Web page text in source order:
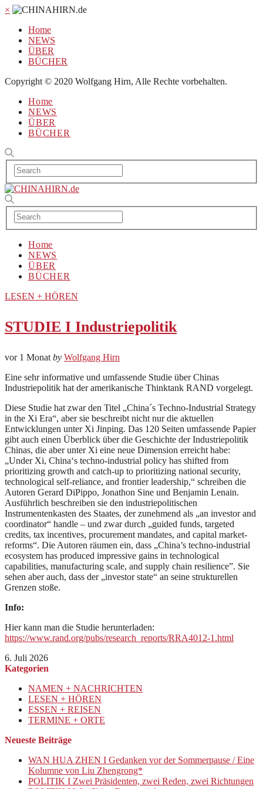
×
Home
NEWS
ÜBER
BÜCHER
Copyright © 2020 Wolfgang Hirn, Alle Rechte vorbehalten.
Home
NEWS
ÜBER
BÜCHER
Home
NEWS
ÜBER
BÜCHER
LESEN + HÖREN
STUDIE I Industriepolitik
vor 1 Monat by Wolfgang Hirn
Eine sehr informative und umfassende Studie über Chinas
Industriepolitik hat der amerikanische Thinktank RAND vorgelegt.
Diese Studie hat zwar den Titel „China´s Techno-Industrial Strategy
in the Xi Era“, aber sie beschreibt nicht nur die aktuellen
Entwicklungen unter Xi Jinping. Das 120 Seiten umfassende Papier
gibt auch einen Überblick über die Geschichte der Industriepolitik
Chinas, die aber unter Xi eine neue Dimension erreicht habe:
„Under Xi, China‘s techno-industrial policy has shifted from
prioritizing growth and catch-up to prioritizing national security,
technological self-reliance, and frontier leadership,“ schreiben die
Autoren Gerard DiPippo, Jonathon Sine und Benjamin Lenain.
Ausführlich beschreiben sie den industriepolitischen
Instrumentenkasten des Staates, der zunehmend als „an investor and
coordinator“ handle – und zwar durch „guided funds, targeted
credits, tax incentives, procurement mandates, and capital market-
reforms“. Die Autoren räumen ein, dass „China’s techno-industrial
ecosystem has produced impressive gains in technological
capabilities, manufacturing scale, and supply chain resilience”. Sie
sehen aber auch, dass der „investor state“ an seine strukturellen
Grenzen stoße.
Info:
Hier kann man die Studie herunterladen:
https://www.rand.org/pubs/research_reports/RRA4012-1.html
6. Juli 2026
Kategorien
NAMEN + NACHRICHTEN
LESEN + HÖREN
ESSEN + REISEN
TERMINE + ORTE
Neueste Beiträge
WAN HUA ZHEN I Gedanken vor der Sommerpause / Eine
Kolumne von Liu Zhengrong*
POLITIK I Zwei Präsidenten, zwei Reden, zwei Richtungen